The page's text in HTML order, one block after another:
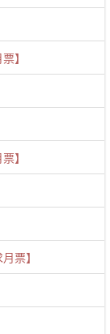
】
】
票】